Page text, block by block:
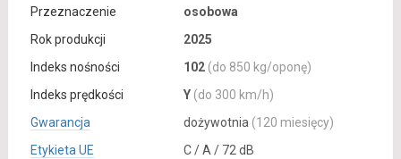
Przeznaczenie
osobowa
Rok produkcji
2025
Indeks nośności
102 (do 850 kg/oponę)
Indeks prędkości
Y (do 300 km/h)
Gwarancja
dożywotnia (120 miesięcy)
Etykieta UE
C / A / 72 dB